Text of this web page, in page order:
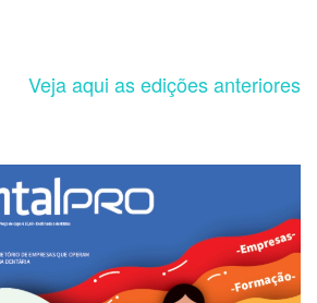
Veja aqui as edições anteriores